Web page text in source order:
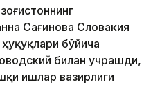
Сағинова Словакия
бўйича
билан учрашди,
ишлар вазирлиги